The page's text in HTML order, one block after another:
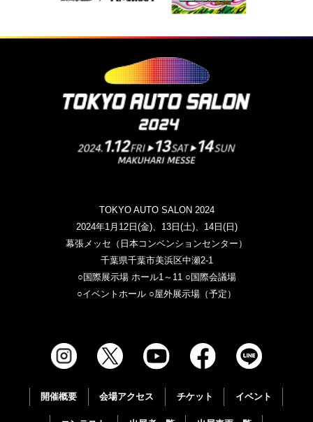
TOKYO AUTO SALON 2024
2024年1月12日(金)、13日(土)、14日(日)
幕張メッセ（日本コンベンションセンター）
千葉県千葉市美浜区中瀬2-1
○国際展示場 ホール1～11 ○国際会議場
○イベントホール ○屋外展示場（予定）
開催概要 会場アクセス チケット イベント